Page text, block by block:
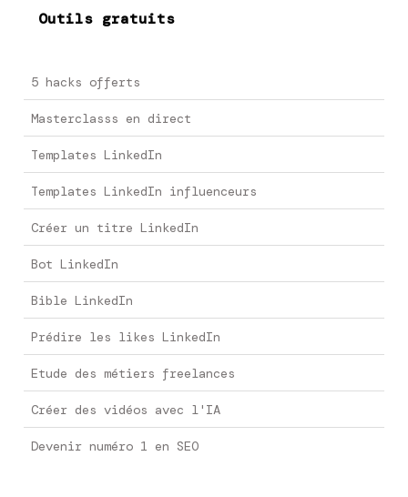
Outils gratuits
5 hacks offerts
Masterclasss en direct
Templates LinkedIn
Templates LinkedIn influenceurs
Créer un titre LinkedIn
Bot LinkedIn
Bible LinkedIn
Prédire les likes LinkedIn
Etude des métiers freelances
Créer des vidéos avec l'IA
Devenir numéro 1 en SEO